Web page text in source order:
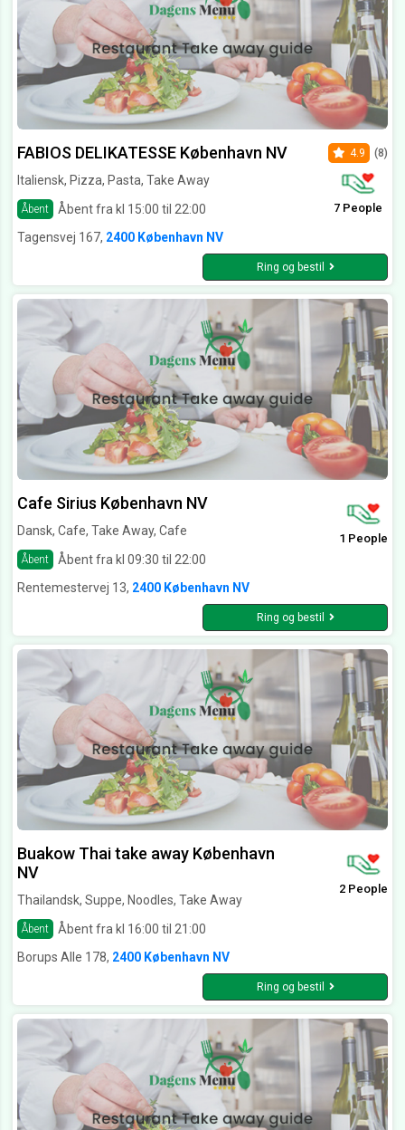
FABIOS DELIKATESSE København NV
Italiensk, Pizza, Pasta, Take Away
Åbent Åbent fra kl 15:00 til 22:00
4.9 (8)
7 People
Tagensvej 167, 2400 København NV
Ring og bestil
Cafe Sirius København NV
Dansk, Cafe, Take Away, Cafe
Åbent Åbent fra kl 09:30 til 22:00
1 People
Rentemestervej 13, 2400 København NV
Ring og bestil
Buakow Thai take away København
NV
Thailandsk, Suppe, Noodles, Take Away
Åbent Åbent fra kl 16:00 til 21:00
2 People
Borups Alle 178, 2400 København NV
Ring og bestil